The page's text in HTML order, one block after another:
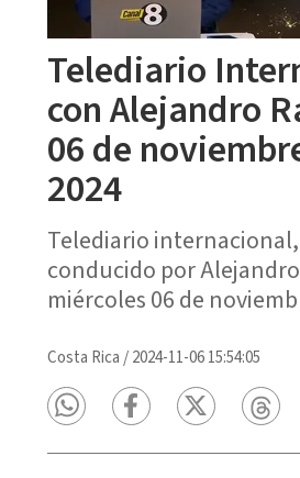
Telediario
con Alejandro
06 de
2024
Telediario
conducido por
miércoles 06 de
Costa Rica /2024-11-06 15:54:05